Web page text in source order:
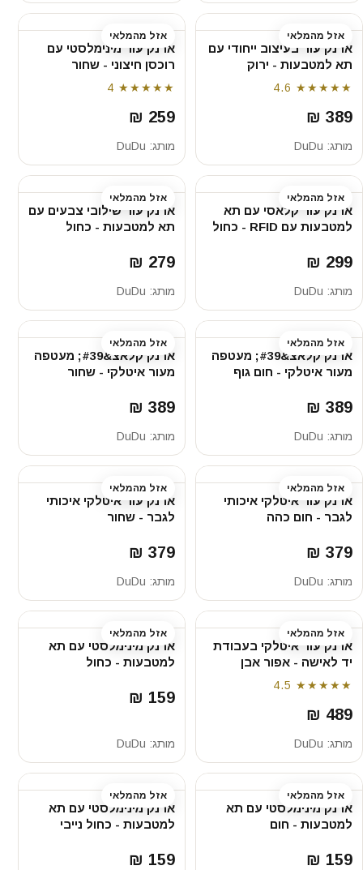
אזל מהמלאי
ארנק עור בעיצוב ייחודי עם
תא למטבעות - ירוק
★★★★★
4.6
389 ₪
מותג: DuDu
אזל מהמלאי
ארנק עור מינימלסטי עם
רוכסן חיצוני - שחור
★★★★★
4
259 ₪
מותג: DuDu
אזל מהמלאי
ארנק עור קלאסי עם תא
למטבעות עם RFID - כחול
299 ₪
מותג: DuDu
אזל מהמלאי
ארנק עור שילובי צבעים עם
תא למטבעות - כחול
279 ₪
מותג: DuDu
אזל מהמלאי
ארנק קלאצ&#39; מעטפה
מעור איטלקי - חום גוף
389 ₪
מותג: DuDu
אזל מהמלאי
ארנק קלאצ&#39; מעטפה
מעור איטלקי - שחור
389 ₪
מותג: DuDu
אזל מהמלאי
ארנק עור איטלקי איכותי
לגבר - חום כהה
379 ₪
מותג: DuDu
אזל מהמלאי
ארנק עור איטלקי איכותי
לגבר - שחור
379 ₪
מותג: DuDu
אזל מהמלאי
ארנק עור איטלקי בעבודת
יד לאישה - אפור אבן
★★★★★
4.5
489 ₪
מותג: DuDu
אזל מהמלאי
ארנק מינימלסטי עם תא
למטבעות - כחול
159 ₪
מותג: DuDu
אזל מהמלאי
ארנק מינימלסטי עם תא
למטבעות - חום
159 ₪
אזל מהמלאי
ארנק מינימלסטי עם תא
למטבעות - כחול נייבי
159 ₪